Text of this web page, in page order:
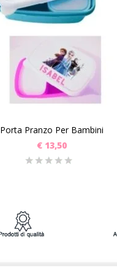
SCEGLI
Porta Pranzo Per Bambini
€13,50